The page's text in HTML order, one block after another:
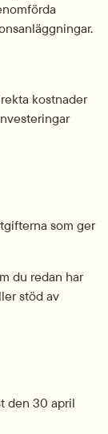
kostnader
som ger
du redan har
stöd av
den 30 april